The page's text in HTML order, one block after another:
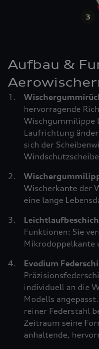
Aufbau &
hervorragende
Wischgummilippe
Laufrichtung
sich der
Wischerkante der
eine lange
Funktionen: Sie
Mikrodoppelkante
Evodium
individuell an die
Modells
reiner Federstahl
Zeitraum seine
anhaltende,